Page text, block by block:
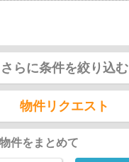
さらに条件を絞り込む
物件リクエスト
件をまとめて